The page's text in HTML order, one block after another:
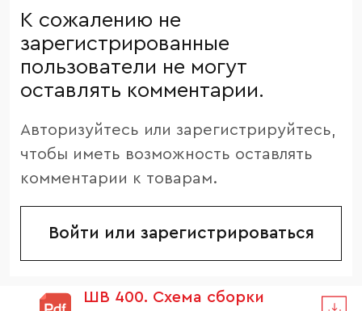
К сожалению не
зарегистрированные
пользователи не могут
оставлять комментарии.
Авторизуйтесь или зарегистрируйтесь,
чтобы иметь возможность оставлять
комментарии к товарам.
Войти или зарегистрироваться
ШВ 400. Схема сборки